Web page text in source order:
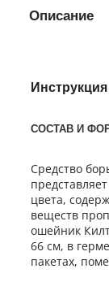
Описание
СОСТАВ И
Средство
цвета,
веществ
ошейник
66 см, в
пакетах,